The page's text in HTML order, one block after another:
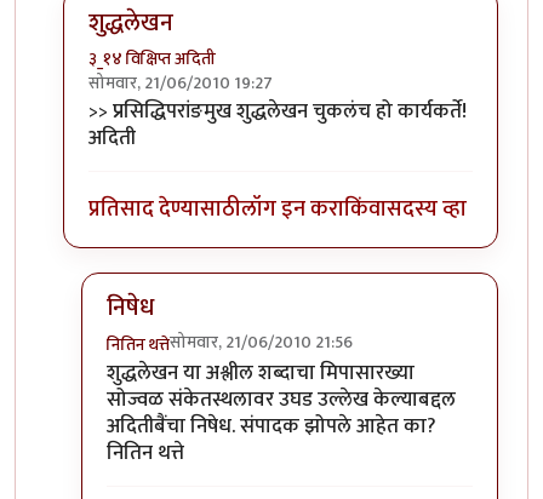
शुद्धलेखन
३_१४ विक्षिप्त अदिती
सोमवार, 21/06/2010 19:27
In reply toफालतु.byबिपिन कार्यकर्ते
>> प्रसिद्धिपरांङमुख शुद्धलेखन चुकलंच हो कार्यकर्ते!
अदिती
प्रतिसाद देण्यासाठीलॉग इन कराकिंवासदस्य व्हा
निषेध
नितिन थत्तेसोमवार, 21/06/2010 21:56
In reply toशुद्धलेखनby३_१४ विक्षिप्त अदिती
शुद्धलेखन या अश्लील शब्दाचा मिपासारख्या
सोज्वळ संकेतस्थलावर उघड उल्लेख केल्याबद्दल
अदितीबैंचा निषेध. संपादक झोपले आहेत का?
नितिन थत्ते